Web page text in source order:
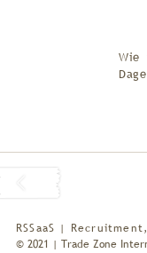
Wie
RSSaaS |
© 2021 | Trade Zone